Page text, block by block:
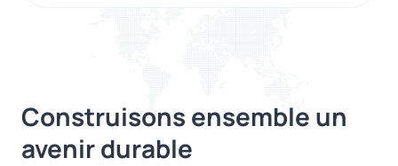
Construisons ensemble un
avenir durable